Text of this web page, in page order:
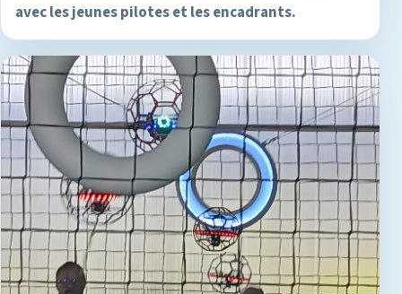
avec les jeunes pilotes et les encadrants.